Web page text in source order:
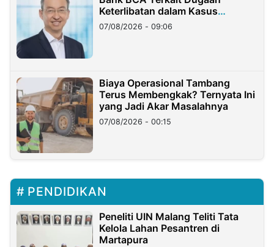
Keterlibatan dalam Kasus
Hilangnya Dana Nasabah Rp2,58
Miliar
07/08/2026 - 09:06
Biaya Operasional Tambang
Terus Membengkak? Ternyata Ini
yang Jadi Akar Masalahnya
07/08/2026 - 00:15
PENDIDIKAN
Peneliti UIN Malang Teliti Tata
Kelola Lahan Pesantren di
Martapura